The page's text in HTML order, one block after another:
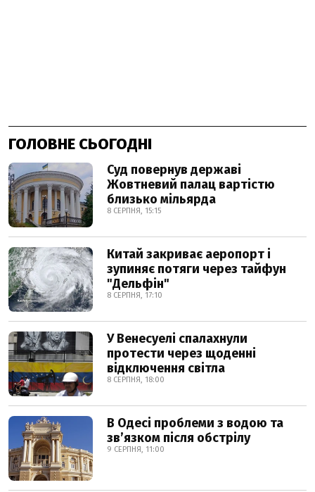
ГОЛОВНЕ СЬОГОДНІ
Суд повернув державі
Жовтневий палац вартістю
близько мільярда
8 СЕРПНЯ, 15:15
Китай закриває аеропорт і
зупиняє потяги через тайфун
"Дельфін"
8 СЕРПНЯ, 17:10
У Венесуелі спалахнули
протести через щоденні
відключення світла
8 СЕРПНЯ, 18:00
В Одесі проблеми з водою та
звʼязком після обстрілу
9 СЕРПНЯ, 11:00